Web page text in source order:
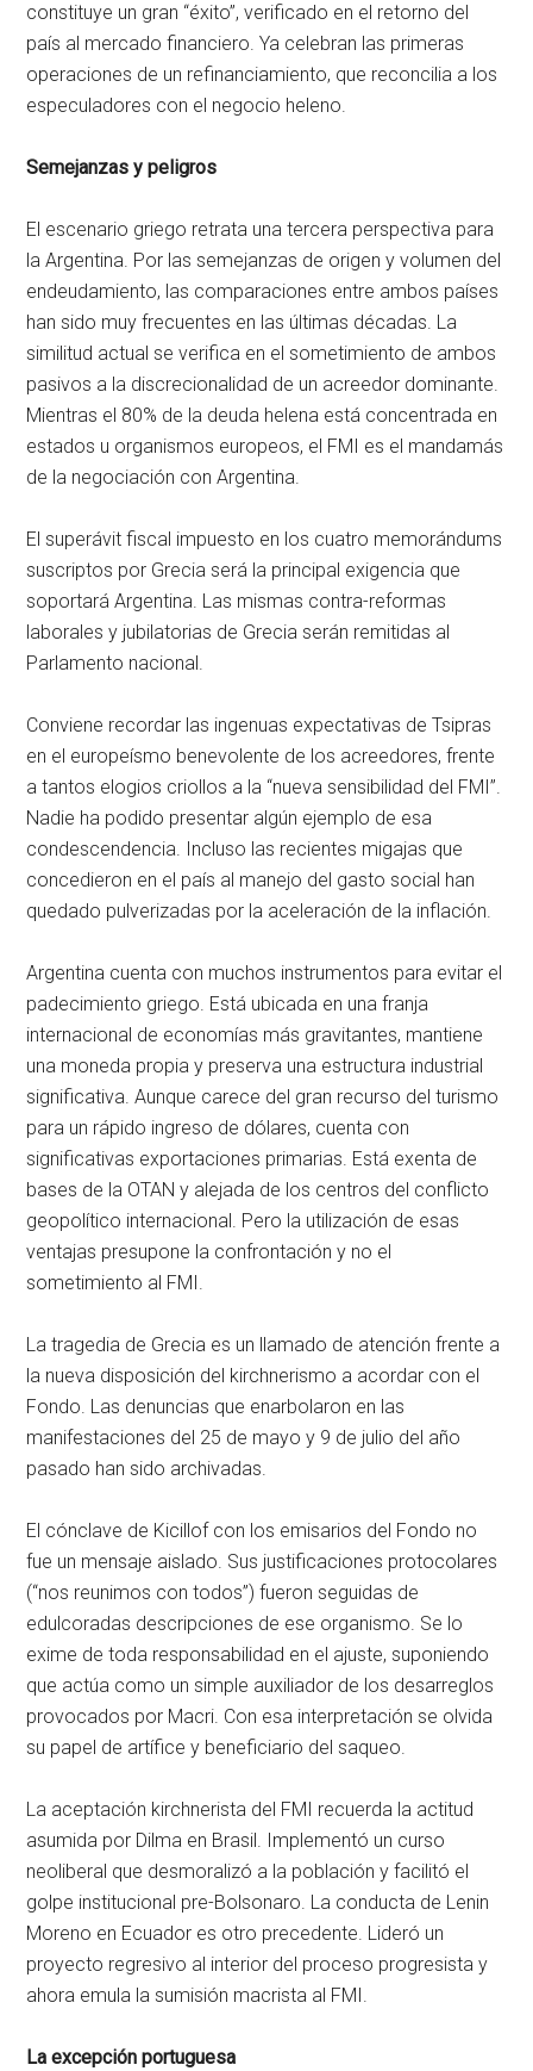
constituye un gran “éxito”, verificado en el retorno del
país al mercado financiero. Ya celebran las primeras
operaciones de un refinanciamiento, que reconcilia a los
especuladores con el negocio heleno.
Semejanzas y peligros
El escenario griego retrata una tercera perspectiva para
la Argentina. Por las semejanzas de origen y volumen del
endeudamiento, las comparaciones entre ambos países
han sido muy frecuentes en las últimas décadas. La
similitud actual se verifica en el sometimiento de ambos
pasivos a la discrecionalidad de un acreedor dominante.
Mientras el 80% de la deuda helena está concentrada en
estados u organismos europeos, el FMI es el mandamás
de la negociación con Argentina.
El superávit fiscal impuesto en los cuatro memorándums
suscriptos por Grecia será la principal exigencia que
soportará Argentina. Las mismas contra-reformas
laborales y jubilatorias de Grecia serán remitidas al
Parlamento nacional.
Conviene recordar las ingenuas expectativas de Tsipras
en el europeísmo benevolente de los acreedores, frente
a tantos elogios criollos a la “nueva sensibilidad del FMI”.
Nadie ha podido presentar algún ejemplo de esa
condescendencia. Incluso las recientes migajas que
concedieron en el país al manejo del gasto social han
quedado pulverizadas por la aceleración de la inflación.
Argentina cuenta con muchos instrumentos para evitar el
padecimiento griego. Está ubicada en una franja
internacional de economías más gravitantes, mantiene
una moneda propia y preserva una estructura industrial
significativa. Aunque carece del gran recurso del turismo
para un rápido ingreso de dólares, cuenta con
significativas exportaciones primarias. Está exenta de
bases de la OTAN y alejada de los centros del conflicto
geopolítico internacional. Pero la utilización de esas
ventajas presupone la confrontación y no el
sometimiento al FMI.
La tragedia de Grecia es un llamado de atención frente a
la nueva disposición del kirchnerismo a acordar con el
Fondo. Las denuncias que enarbolaron en las
manifestaciones del 25 de mayo y 9 de julio del año
pasado han sido archivadas.
El cónclave de Kicillof con los emisarios del Fondo no
fue un mensaje aislado. Sus justificaciones protocolares
(“nos reunimos con todos”) fueron seguidas de
edulcoradas descripciones de ese organismo. Se lo
exime de toda responsabilidad en el ajuste, suponiendo
que actúa como un simple auxiliador de los desarreglos
provocados por Macri. Con esa interpretación se olvida
su papel de artífice y beneficiario del saqueo.
La aceptación kirchnerista del FMI recuerda la actitud
asumida por Dilma en Brasil. Implementó un curso
neoliberal que desmoralizó a la población y facilitó el
golpe institucional pre-Bolsonaro. La conducta de Lenin
Moreno en Ecuador es otro precedente. Lideró un
proyecto regresivo al interior del proceso progresista y
ahora emula la sumisión macrista al FMI.
La excepción portuguesa